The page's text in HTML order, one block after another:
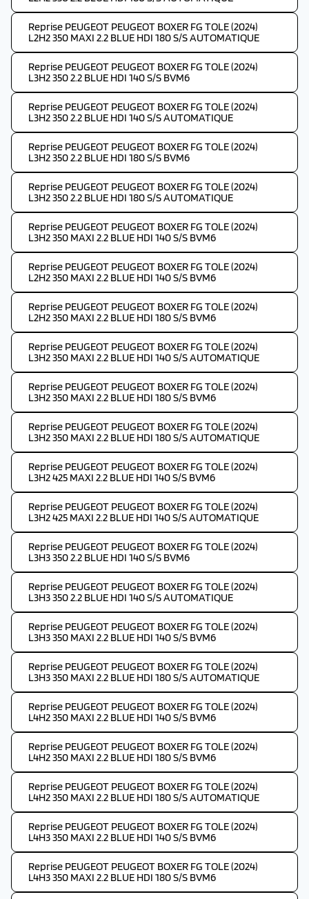
Reprise PEUGEOT PEUGEOT BOXER FG TOLE (2024)
L2H2 350 MAXI 2.2 BLUE HDI 180 S/S AUTOMATIQUE
Reprise PEUGEOT PEUGEOT BOXER FG TOLE (2024)
L3H2 350 2.2 BLUE HDI 140 S/S BVM6
Reprise PEUGEOT PEUGEOT BOXER FG TOLE (2024)
L3H2 350 2.2 BLUE HDI 140 S/S AUTOMATIQUE
Reprise PEUGEOT PEUGEOT BOXER FG TOLE (2024)
L3H2 350 2.2 BLUE HDI 180 S/S BVM6
Reprise PEUGEOT PEUGEOT BOXER FG TOLE (2024)
L3H2 350 2.2 BLUE HDI 180 S/S AUTOMATIQUE
Reprise PEUGEOT PEUGEOT BOXER FG TOLE (2024)
L3H2 350 MAXI 2.2 BLUE HDI 140 S/S BVM6
Reprise PEUGEOT PEUGEOT BOXER FG TOLE (2024)
L2H2 350 MAXI 2.2 BLUE HDI 140 S/S BVM6
Reprise PEUGEOT PEUGEOT BOXER FG TOLE (2024)
L2H2 350 MAXI 2.2 BLUE HDI 180 S/S BVM6
Reprise PEUGEOT PEUGEOT BOXER FG TOLE (2024)
L3H2 350 MAXI 2.2 BLUE HDI 140 S/S AUTOMATIQUE
Reprise PEUGEOT PEUGEOT BOXER FG TOLE (2024)
L3H2 350 MAXI 2.2 BLUE HDI 180 S/S BVM6
Reprise PEUGEOT PEUGEOT BOXER FG TOLE (2024)
L3H2 350 MAXI 2.2 BLUE HDI 180 S/S AUTOMATIQUE
Reprise PEUGEOT PEUGEOT BOXER FG TOLE (2024)
L3H2 425 MAXI 2.2 BLUE HDI 140 S/S BVM6
Reprise PEUGEOT PEUGEOT BOXER FG TOLE (2024)
L3H2 425 MAXI 2.2 BLUE HDI 140 S/S AUTOMATIQUE
Reprise PEUGEOT PEUGEOT BOXER FG TOLE (2024)
L3H3 350 2.2 BLUE HDI 140 S/S BVM6
Reprise PEUGEOT PEUGEOT BOXER FG TOLE (2024)
L3H3 350 2.2 BLUE HDI 140 S/S AUTOMATIQUE
Reprise PEUGEOT PEUGEOT BOXER FG TOLE (2024)
L3H3 350 MAXI 2.2 BLUE HDI 140 S/S BVM6
Reprise PEUGEOT PEUGEOT BOXER FG TOLE (2024)
L3H3 350 MAXI 2.2 BLUE HDI 180 S/S AUTOMATIQUE
Reprise PEUGEOT PEUGEOT BOXER FG TOLE (2024)
L4H2 350 MAXI 2.2 BLUE HDI 140 S/S BVM6
Reprise PEUGEOT PEUGEOT BOXER FG TOLE (2024)
L4H2 350 MAXI 2.2 BLUE HDI 180 S/S BVM6
Reprise PEUGEOT PEUGEOT BOXER FG TOLE (2024)
L4H2 350 MAXI 2.2 BLUE HDI 180 S/S AUTOMATIQUE
Reprise PEUGEOT PEUGEOT BOXER FG TOLE (2024)
L4H3 350 MAXI 2.2 BLUE HDI 140 S/S BVM6
Reprise PEUGEOT PEUGEOT BOXER FG TOLE (2024)
L4H3 350 MAXI 2.2 BLUE HDI 180 S/S BVM6